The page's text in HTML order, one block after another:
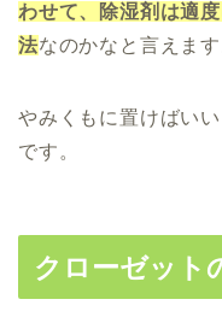
わせて、除湿剤は適
法なのかなと言えます
やみくもに置けばい
です。
クローゼット